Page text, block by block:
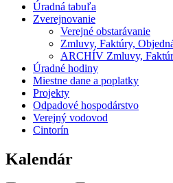
Úradná tabuľa
Zverejnovanie
Verejné obstarávanie
Zmluvy, Faktúry,
ARCHÍV Zmluvy,
Úradné hodiny
Miestne dane a poplatky
Projekty
Odpadové hospodárstvo
Verejný vodovod
Cintorín
Kalendár